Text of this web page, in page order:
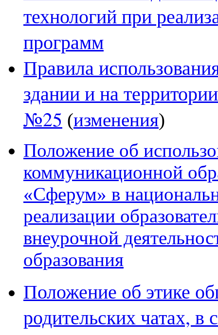
технологий при
программ
Правила
здании и на
№25 (изменения)
Положение об
коммуникационной
«Сферум» в
реализации
внеурочной
образования
Положение об этике
родительских чатах, в